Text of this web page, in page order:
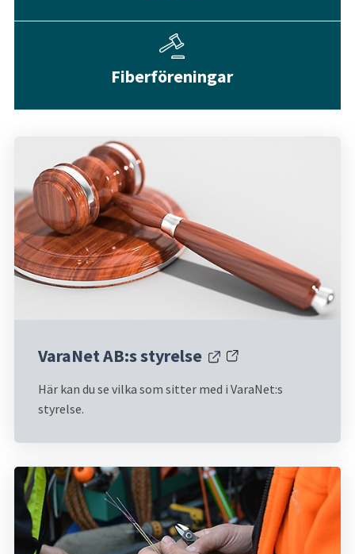
Fiberföreningar
VaraNet AB:s styrelse
Länk till annan webbplats.
Här kan du se vilka som sitter med i VaraNet:s
styrelse.